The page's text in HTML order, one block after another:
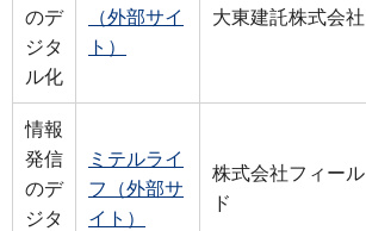
のデ
ジタ
ル化
（外部サイ
ト）
大東建託株式会社
情報
発信
のデ
ジタ
ミテルライ
フ（外部サ
イト）
株式会社フィール
ド